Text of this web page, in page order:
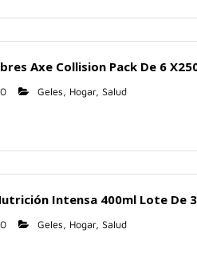
Axe Collision Pack De 6
Geles Hogar, Salud
Intensa 400ml Lote De 3
Geles Hogar, Salud